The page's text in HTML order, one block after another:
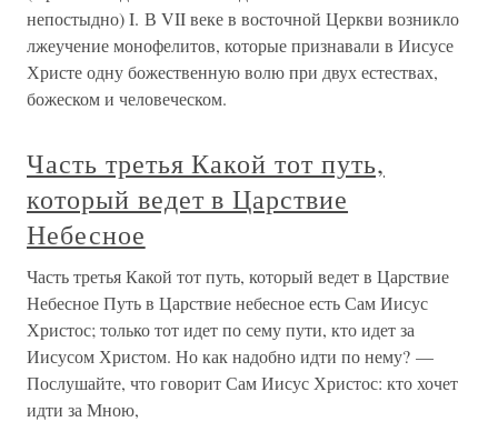
непостыдно) I. В VII веке в восточной Церкви возникло
лжеучение монофелитов, которые признавали в Иисусе
Христе одну божественную волю при двух естествах,
божеском и человеческом.
Часть третья Какой тот путь,
который ведет в Царствие
Небесное
Часть третья Какой тот путь, который ведет в Царствие
Небесное Путь в Царствие небесное есть Сам Иисус
Христос; только тот идет по сему пути, кто идет за
Иисусом Христом. Но как надобно идти по нему? —
Послушайте, что говорит Сам Иисус Христос: кто хочет
идти за Мною,